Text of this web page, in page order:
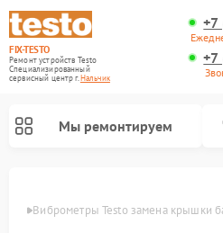
FIX-TESTO
Ремонт устройств Testo
Специализированный
cервисный центр г.Нальчик
Мы ремонтируем
Виброметры Testo замена крышки